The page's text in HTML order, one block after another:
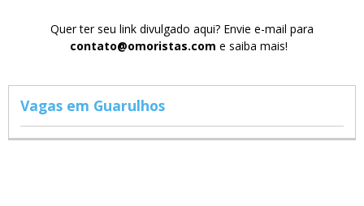
Quer ter seu link divulgado aqui? Envie e-mail para
contato@omoristas.com e saiba mais!
Vagas em Guarulhos